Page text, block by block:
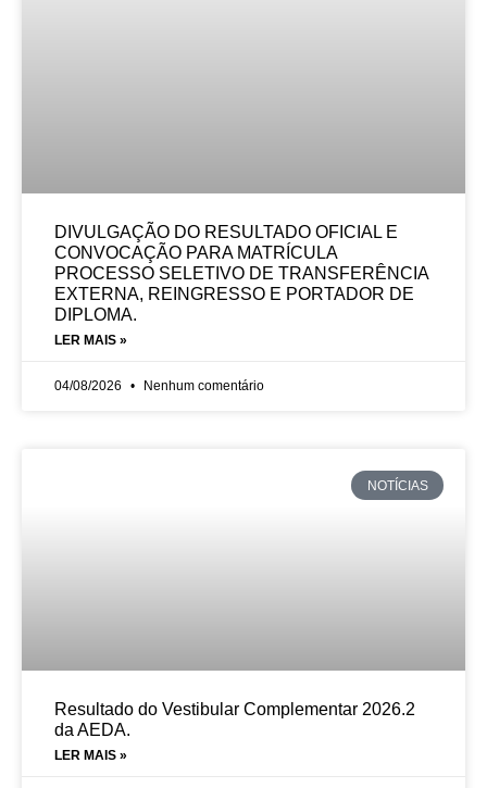
DIVULGAÇÃO DO RESULTADO OFICIAL E
CONVOCAÇÃO PARA MATRÍCULA
PROCESSO SELETIVO DE TRANSFERÊNCIA
EXTERNA, REINGRESSO E PORTADOR DE
DIPLOMA.
LER MAIS »
04/08/2026 Nenhum comentário
NOTÍCIAS
Resultado do Vestibular Complementar 2026.2
da AEDA.
LER MAIS »